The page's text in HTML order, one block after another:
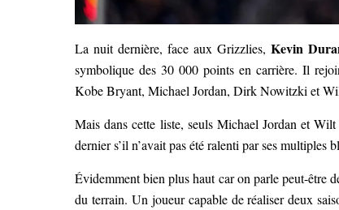
La nuit dernière, face aux Grizzlies, Kevin
symbolique des 30 000 points en carrière. Il
Kobe Bryant, Michael Jordan, Dirk Nowitzki et
Mais dans cette liste, seuls Michael Jordan et
dernier s’il n’avait pas été ralenti par ses multiples
Évidemment bien plus haut car on parle peut-être
du terrain. Un joueur capable de réaliser deux